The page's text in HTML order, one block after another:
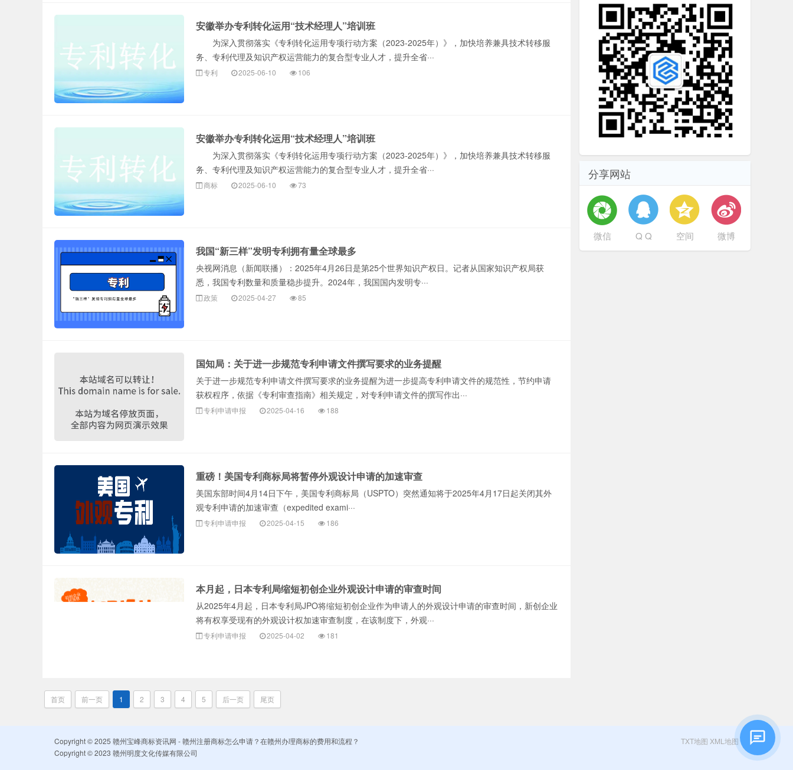
安徽举办专利转化运用“技术经理人”培训班
为深入贯彻落实《专利转化运用专项行动方案（2023-2025年）》，加快培养兼具技术转移服
务、专利代理及知识产权运营能力的复合型专业人才，提升全省···
专利 2025-06-10 106
安徽举办专利转化运用“技术经理人”培训班
为深入贯彻落实《专利转化运用专项行动方案（2023-2025年）》，加快培养兼具技术转移服
务、专利代理及知识产权运营能力的复合型专业人才，提升全省···
商标 2025-06-10 73
我国“新三样”发明专利拥有量全球最多
央视网消息（新闻联播）：2025年4月26日是第25个世界知识产权日。记者从国家知识产权局获
悉，我国专利数量和质量稳步提升。2024年，我国国内发明专···
政策 2025-04-27 85
国知局：关于进一步规范专利申请文件撰写要求的业务提醒
关于进一步规范专利申请文件撰写要求的业务提醒为进一步提高专利申请文件的规范性，节约申请
获权程序，依据《专利审查指南》相关规定，对专利申请文件的撰写作出···
专利申请申报 2025-04-16 188
重磅！美国专利商标局将暂停外观设计申请的加速审查
美国东部时间4月14日下午，美国专利商标局（USPTO）突然通知将于2025年4月17日起关闭其外
观专利申请的加速审查（expedited exami···
专利申请申报 2025-04-15 186
本月起，日本专利局缩短初创企业外观设计申请的审查时间
从2025年4月起，日本专利局JPO将缩短初创企业作为申请人的外观设计申请的审查时间，新创企业
将有权享受现有的外观设计权加速审查制度，在该制度下，外观···
专利申请申报 2025-04-02 181
首页 前一页 1 2 3 4 5 后一页 尾页
分享网站
微信 Q Q 空间 微博
Copyright © 2025 赣州宝峰商标资讯网 - 赣州注册商标怎么申请？在赣州办理商标的费用和流程？ TXT地图 XML地图
Copyright © 2023 赣州明度文化传媒有限公司